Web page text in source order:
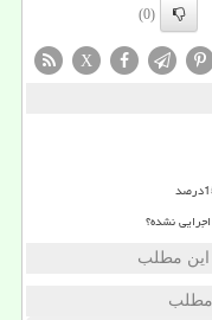
(0)
X
نشده؟
این مطلب
مطلب